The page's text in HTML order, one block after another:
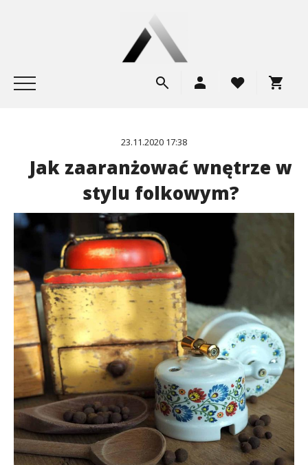
Jak zaaranżować wnętrze w
stylu folkowym?
23.11.2020 17:38